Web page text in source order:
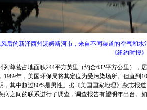
风后的新泽西州汤姆斯河市，来自不同渠道的空气和
《纽约时报》
列尊营占地面积244平方英里（约合632平方公里），
1989年，美国环保局将其定位为受污染场所。但直到
，其中超过80%是男性。据《美国国家地理》杂志报
病之间的联系进行了调查，调查报告有望明年出台。